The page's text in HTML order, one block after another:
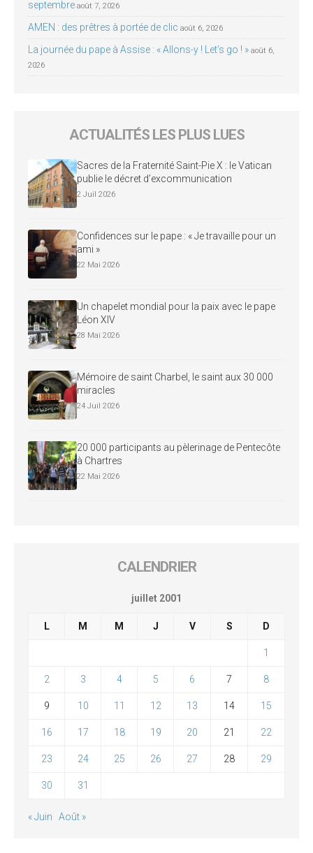
septembre août 7, 2026
AMEN : des prêtres à portée de clic août 6, 2026
La journée du pape à Assise : « Allons-y ! Let’s go ! » août 6,
2026
ACTUALITÉS LES PLUS LUES
Sacres de la Fraternité Saint-Pie X : le Vatican
publie le décret d’excommunication
2 Juil 2026
Confidences sur le pape : « Je travaille pour un
ami »
22 Mai 2026
Un chapelet mondial pour la paix avec le pape
Léon XIV
28 Mai 2026
Mémoire de saint Charbel, le saint aux 30 000
miracles
24 Juil 2026
20 000 participants au pèlerinage de Pentecôte
à Chartres
22 Mai 2026
CALENDRIER
juillet 2001
L M M J V S D
1
2 3 4 5 6 7 8
9 10 11 12 13 14 15
16 17 18 19 20 21 22
23 24 25 26 27 28 29
30 31
« Juin Août »